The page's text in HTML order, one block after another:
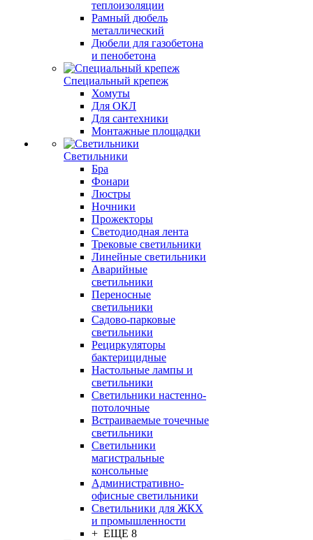
теплоизоляции
Рамный дюбель
металлический
Дюбели для газобетона
и пенобетона
Специальный крепеж
Хомуты
Для ОКЛ
Для сантехники
Монтажные площадки
Светильники
Бра
Фонари
Люстры
Ночники
Прожекторы
Светодиодная лента
Трековые светильники
Линейные светильники
Аварийные
светильники
Переносные
светильники
Садово-парковые
светильники
Рециркуляторы
бактерицидные
Настольные лампы и
светильники
Светильники настенно-
потолочные
Встраиваемые точечные
светильники
Светильники
магистральные
консольные
Административно-
офисные светильники
Светильники для ЖКХ
и промышленности
+ ЕЩЕ 8